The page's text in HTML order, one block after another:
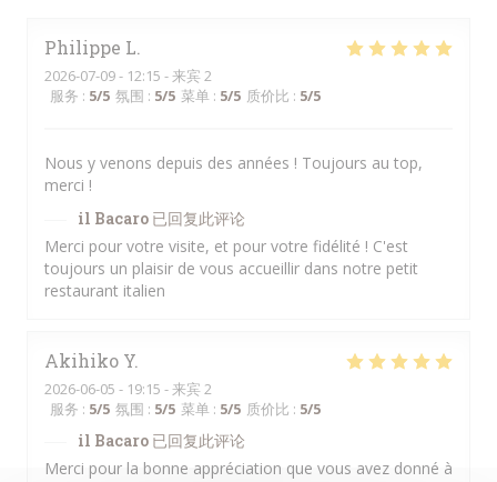
Philippe L
2026-07-09- 12:15 - 来宾 2
服务 : 5/5 氛围 : 5/5 菜单 : 5/5 质价比 : 5/5
Nous y venons depuis des années ! Toujours au top,
merci !
il Bacaro 已回复此评论
Merci pour votre visite, et pour votre fidélité ! C'est
toujours un plaisir de vous accueillir dans notre petit
restaurant italien
Akihiko Y
2026-06-05 - 19:15 - 来宾 2
服务 : 5/5 氛围 : 5/5 菜单 : 5/5 质价比 : 5/5
il Bacaro 已回复此评论
Merci pour la bonne appréciation que vous avez donné à